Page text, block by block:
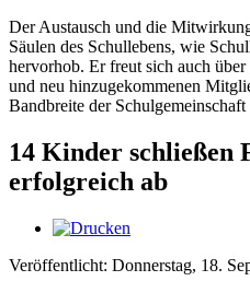
Der Austausch und die
Säulen des Schullebens, wie
hervorhob. Er freut sich auch
und neu hinzugekommenen
Bandbreite der Schulgemeinschaft
14 Kinder schließen
erfolgreich ab
Veröffentlicht: Donnerstag, 18.